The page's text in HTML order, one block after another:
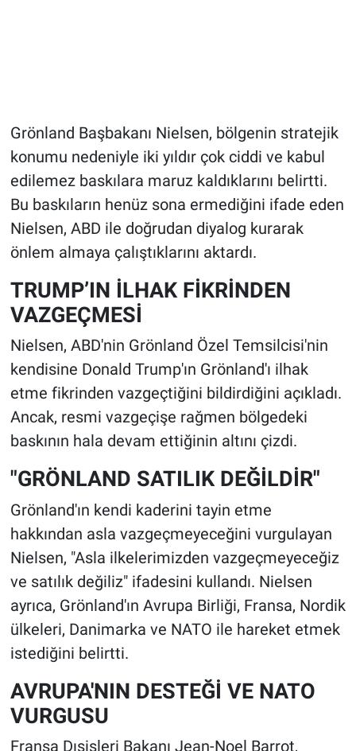
Grönland Başbakanı Nielsen, bölgenin stratejik
konumu nedeniyle iki yıldır çok ciddi ve kabul
edilemez baskılara maruz kaldıklarını belirtti.
Bu baskıların henüz sona ermediğini ifade eden
Nielsen, ABD ile doğrudan diyalog kurarak
önlem almaya çalıştıklarını aktardı.
TRUMP’IN İLHAK FİKRİNDEN
VAZGEÇMESİ
Nielsen, ABD'nin Grönland Özel Temsilcisi'nin
kendisine Donald Trump'ın Grönland'ı ilhak
etme fikrinden vazgeçtiğini bildirdiğini açıkladı.
Ancak, resmi vazgeçişe rağmen bölgedeki
baskının hala devam ettiğinin altını çizdi.
"GRÖNLAND SATILIK DEĞİLDİR"
Grönland'ın kendi kaderini tayin etme
hakkından asla vazgeçmeyeceğini vurgulayan
Nielsen, "Asla ilkelerimizden vazgeçmeyeceğiz
ve satılık değiliz" ifadesini kullandı. Nielsen
ayrıca, Grönland'ın Avrupa Birliği, Fransa, Nordik
ülkeleri, Danimarka ve NATO ile hareket etmek
istediğini belirtti.
AVRUPA'NIN DESTEĞİ VE NATO
VURGUSU
Fransa Dışişleri Bakanı Jean-Noel Barrot,